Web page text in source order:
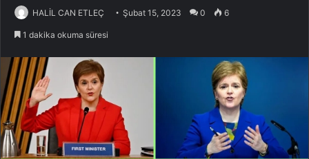
HALİL CAN ETLEÇ Şubat 15, 2023 0 6
1 dakika okuma süresi